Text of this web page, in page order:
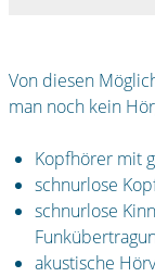
Von diesen
man noch kein
Kopfhörer mit
schnurlose
schnurlose
akustische